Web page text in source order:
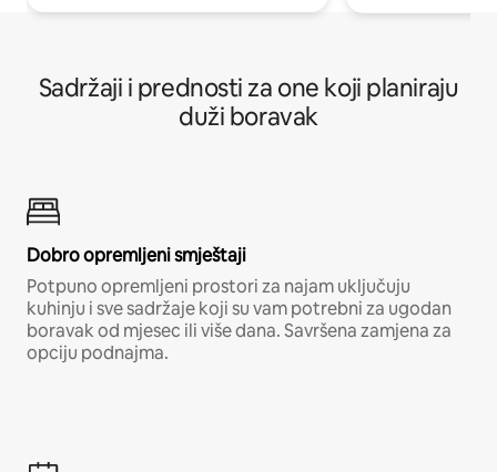
Sadržaji i prednosti za one koji planiraju
duži boravak
Dobro opremljeni smještaji
Potpuno opremljeni prostori za najam uključuju
kuhinju i sve sadržaje koji su vam potrebni za ugodan
boravak od mjesec ili više dana. Savršena zamjena za
opciju podnajma.